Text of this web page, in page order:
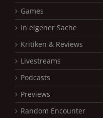
Games
In eigener Sache
Kritiken & Reviews
Livestreams
Podcasts
Previews
Random Encounter